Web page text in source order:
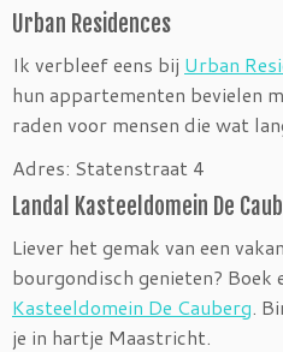
Urban Residences
Ik verbleef eens bij Urban
hun appartementen bevielen
raden voor mensen die wat
Adres: Statenstraat 4
Landal Kasteeldomein De
Liever het gemak van een
bourgondisch genieten? Boek
Kasteeldomein De Cauberg.
je in hartje Maastricht.